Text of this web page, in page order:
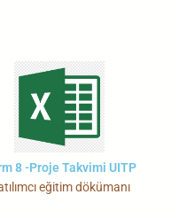
8 -Proje Takvimi UITP
eğitim dökümanı